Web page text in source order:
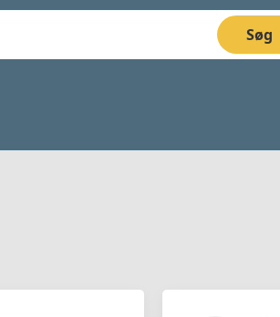
Søg